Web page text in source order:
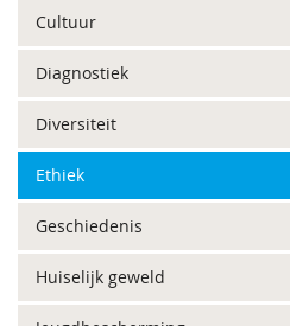
Cultuur
Diagnostiek
Diversiteit
Ethiek
Geschiedenis
Huiselijk geweld